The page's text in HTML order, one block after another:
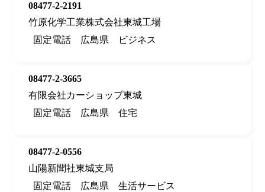
08477-2-2191
竹原化学工業株式会社東城工場
固定電話
広島県 ビジネス
08477-2-3665
有限会社カーショップ東城
固定電話
広島県 住宅
08477-2-0556
山陽新聞社東城支局
固定電話
広島県 生活サービス